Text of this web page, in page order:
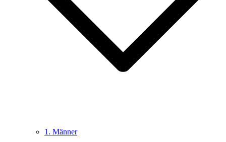
1. Männer